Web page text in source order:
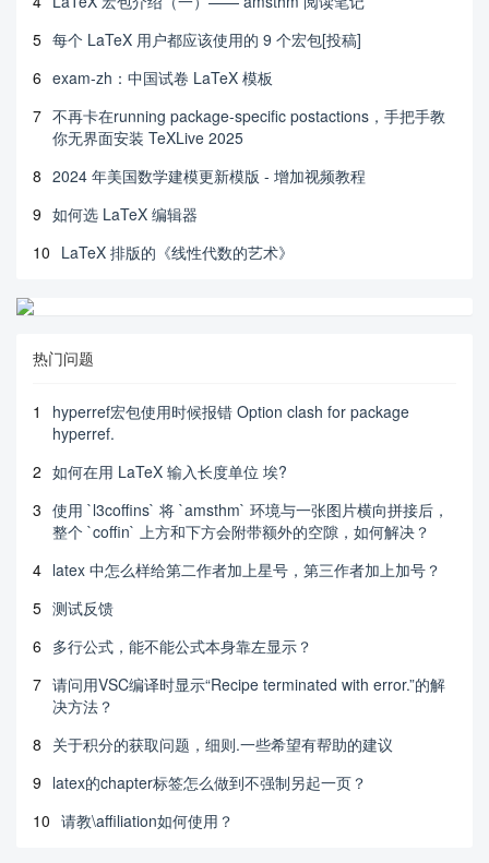
5 每个 LaTeX 用户都应该使用的 9 个宏包[投稿]
6 exam-zh：中国试卷 LaTeX 模板
7 不再卡在running package-specific postactions，手把手教
你无界面安装 TeXLive 2025
8 2024 年美国数学建模更新模版 - 增加视频教程
9 如何选 LaTeX 编辑器
10 LaTeX 排版的《线性代数的艺术》
热门问题
1
hyperref宏包使用时候报错 Option clash for package
hyperref.
2 如何在用 LaTeX 输入长度单位 埃?
3 使用 `l3coffins` 将 `amsthm` 环境与一张图片横向拼接后，
整个 `coffin` 上方和下方会附带额外的空隙，如何解决？
4 latex 中怎么样给第二作者加上星号，第三作者加上加号？
5 测试反馈
6 多行公式，能不能公式本身靠左显示？
7 请问用VSC编译时显示“Recipe terminated with error.”的解
决方法？
8 关于积分的获取问题，细则.一些希望有帮助的建议
9 latex的chapter标签怎么做到不强制另起一页？
10 请教\affiliation如何使用？